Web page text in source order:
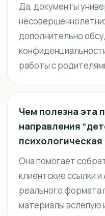
Да, документы
дополнительно
работы с
Чем полезна эта
направления
психологическая
Она помогает
клиентские ссылки
реального формата
материалы вслепую